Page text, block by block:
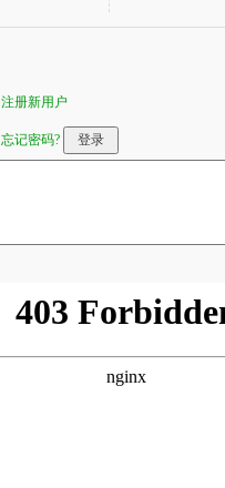
福来
注册新用户
忘记密码?